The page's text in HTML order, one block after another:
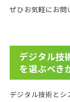
ぜひお気軽にお問
デジタル技
を選ぶべき
デジタル技術と